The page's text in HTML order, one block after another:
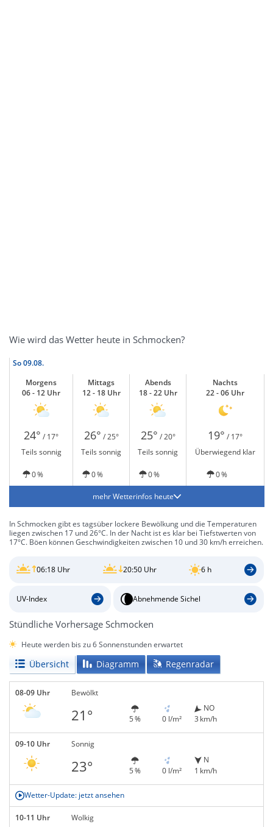
Wie wird das Wetter heute in Schmocken?
So09.08.
Morgens
06 - 12 Uhr
Mittags
12 - 18 Uhr
Abends
18 - 22 Uhr
Nachts
22 - 06 Uhr
24° / 17° 26° / 25° 25° / 20° 19° / 17°
Teils sonnig
Teils sonnig Teils sonnig Überwiegend klar
0 % 0 % 0 % 0 %
mehr Wetterinfos heute
In Schmocken gibt es tagsüber lockere Bewölkung und die Temperaturen
liegen zwischen 17 und 26°C. In der Nacht ist es klar bei Tiefstwerten von
17°C. Böen können Geschwindigkeiten zwischen 10 und 30 km/h erreichen.
06:18 Uhr 20:50 Uhr 6 h
UV-Index Abnehmende Sichel
Stündliche Vorhersage Schmocken
Heute werden bis zu 6 Sonnenstunden erwartet
Übersicht Diagramm Regenradar
08-09 Uhr Bewölkt
21° 5 % 0 l/m²
NO
3 km/h
09-10 Uhr Sonnig
23° 5 % 0 l/m²
N
1 km/h
Wetter-Update: jetzt ansehen
10-11 Uhr Wolkig